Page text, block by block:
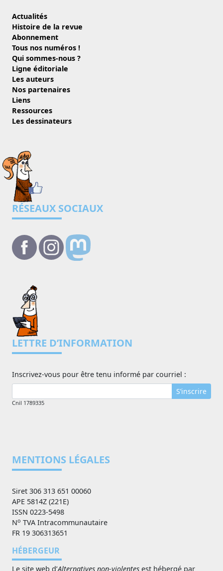
Actualités
Histoire de la revue
Abonnement
Tous nos numéros !
Qui sommes-nous ?
Ligne éditoriale
Les auteurs
Nos partenaires
Liens
Ressources
Les dessinateurs
RÉSEAUX SOCIAUX
LETTRE D’INFORMATION
Inscrivez-vous pour être tenu informé par courriel :
S’inscrire
Cnil 1789335
MENTIONS LÉGALES
Siret 306 313 651 00060
APE 5814Z (221E)
ISSN 0223-5498
No TVA Intracommunautaire
FR 19 306313651
HÉBERGEUR
Le site web d’Alternatives non-violentes est hébergé par